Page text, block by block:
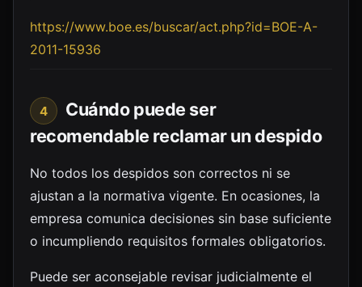
https://www.boe.es/buscar/act.php?id=BOE-A-
2011-15936
4
Cuándo puede ser
recomendable reclamar un despido
No todos los despidos son correctos ni se
ajustan a la normativa vigente. En ocasiones, la
empresa comunica decisiones sin base suficiente
o incumpliendo requisitos formales obligatorios.
Puede ser aconsejable revisar judicialmente el